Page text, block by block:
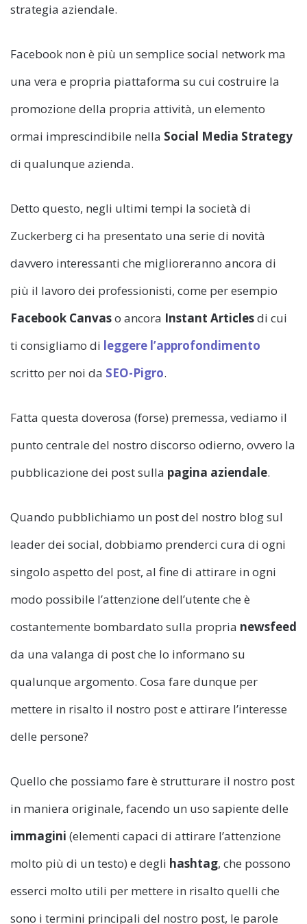
strategia aziendale.
Facebook non è più un semplice social network ma
una vera e propria piattaforma su cui costruire la
promozione della propria attività, un elemento
ormai imprescindibile nella Social Media Strategy
di qualunque azienda.
Detto questo, negli ultimi tempi la società di
Zuckerberg ci ha presentato una serie di novità
davvero interessanti che miglioreranno ancora di
più il lavoro dei professionisti, come per esempio
Facebook Canvaso ancora Instant Articlesdi cui
ti consigliamo di leggere l’approfondimento
scritto per noi da SEO-Pigro.
Fatta questa doverosa (forse) premessa, vediamo il
punto centrale del nostro discorso odierno, ovvero la
pubblicazione dei post sulla pagina aziendale.
Quando pubblichiamo un post del nostro blog sul
leader dei social, dobbiamo prenderci cura di ogni
singolo aspetto del post, al fine di attirare in ogni
modo possibile l’attenzione dell’utente che è
costantemente bombardato sulla propria newsfeed
da una valanga di post che lo informano su
qualunque argomento. Cosa fare dunque per
mettere in risalto il nostro post e attirare l’interesse
delle persone?
Quello che possiamo fare è strutturare il nostro post
in maniera originale, facendo un uso sapiente delle
immagini (elementi capaci di attirare l’attenzione
molto più di un testo) e degli hashtag, che possono
esserci molto utili per mettere in risalto quelli che
sono i termini principali del nostro post, le parole